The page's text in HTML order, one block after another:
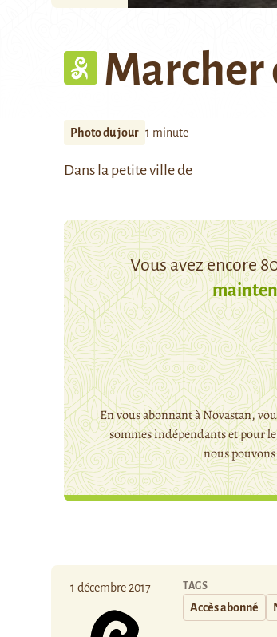
Marcher
Photo du jour 1 minute
Dans la petite ville de
Vous avez encore
En vous abonnant à Novastan,
sommes indépendants et pour
nous
1 décembre 2017 TAGS
Accès abonné